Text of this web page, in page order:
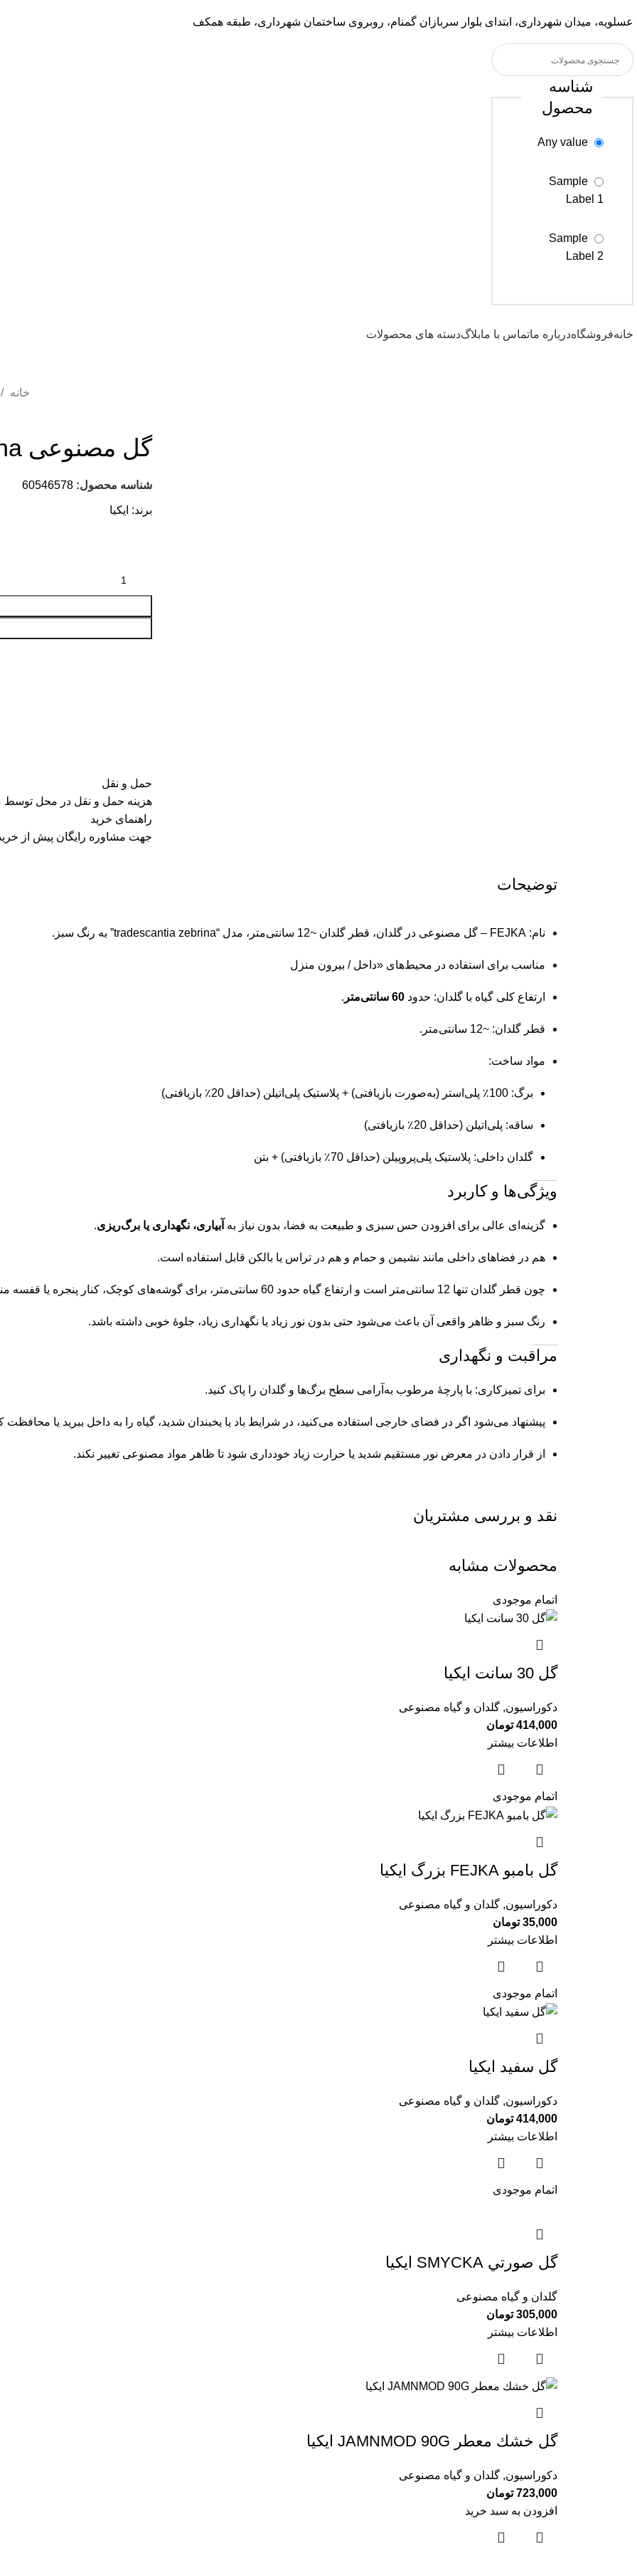
عسلویه، میدان شهرداری، ابتدای بلوار سربازان گمنام، روبروی ساختمان شهرداری، طبقه همکف
شناسه
محصول
Sample
Label 1
Sample
Label 2
خانهفروشگاهدرباره ماتماس با مابلاگدسته های محصولات
خانه
گل مصنوعی tradescantia zebrina ایکیا
شناسه محصول: 60546578
برند: ایکیا
حمل و نقل
هزینه حمل و نقل در محل
راهنمای خرید
جهت مشاوره رایگان پیش از
توضیحات
نام: FEJKA – گل مصنوعی در گلدان، قطر گلدان ~12 سانتی‌متر، مدل “tradescantia zebrina” به رنگ سبز.
مناسب برای استفاده در محیط‌های «داخل / بیرون منزل
ارتفاع کلی گیاه با گلدان: حدود 60 سانتی‌متر .
قطر گلدان: ~12 سانتی‌متر.
مواد ساخت:
برگ: 100٪ پلی‌استر (به‌صورت بازیافتی) + پلاستیک پلی‌اتیلن (حداقل 20٪ بازیافتی)
ساقه: پلی‌اتیلن (حداقل 20٪ بازیافتی)
گلدان داخلی: پلاستیک پلی‌پروپیلن (حداقل 70٪ بازیافتی) + بتن
ویژگی‌ها و کاربرد
گزینه‌ای عالی برای افزودن حس سبزی و طبیعت به فضا، بدون نیاز به آبیاری، نگهداری یا برگ‌ریزی.
هم در فضاهای داخلی مانند نشیمن و حمام و هم در تراس یا بالکن قابل استفاده است.
چون قطر گلدان تنها 12 سانتی‌متر است و ارتفاع گیاه حدود 60 سانتی‌متر، برای گوشه‌های کوچک، کنار پنجره یا قفسه مناسب است.
رنگ سبز و ظاهر واقعی آن باعث می‌شود حتی بدون نور زیاد یا نگهداری زیاد، جلوهٔ خوبی داشته باشد.
مراقبت و نگهداری
برای تمیزکاری: با پارچهٔ مرطوب به‌آرامی سطح برگ‌ها و گلدان را پاک کنید.
پیشنهاد می‌شود اگر در فضای خارجی استفاده می‌کنید، در شرایط باد یا یخبندان شدید، گیاه را به داخل ببرید یا محافظت
از قرار دادن در معرض نور مستقیم شدید یا حرارت زیاد خودداری شود تا ظاهر مواد مصنوعی تغییر نکند.
نقد و بررسی مشتریان
محصولات مشابه
اتمام موجودی
گل 30 سانت ايكيا
دکوراسیون, گلدان و گیاه مصنوعی
414,000 تومان
اطلاعات بیشتر
اتمام موجودی
گل بامبو FEJKA بزرگ ايكيا
دکوراسیون, گلدان و گیاه مصنوعی
35,000 تومان
اطلاعات بیشتر
اتمام موجودی
گل سفيد ايكيا
دکوراسیون, گلدان و گیاه مصنوعی
414,000 تومان
اطلاعات بیشتر
اتمام موجودی
گل صورتي SMYCKA ايكيا
گلدان و گیاه مصنوعی
305,000 تومان
اطلاعات بیشتر
گل خشك معطر JAMNMOD 90G ايكيا
دکوراسیون, گلدان و گیاه مصنوعی
723,000 تومان
افزودن به سبد خرید